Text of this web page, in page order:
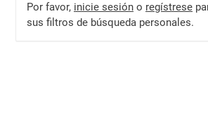
Por favor, inicie sesión o regístrese
sus filtros de búsqueda personales.